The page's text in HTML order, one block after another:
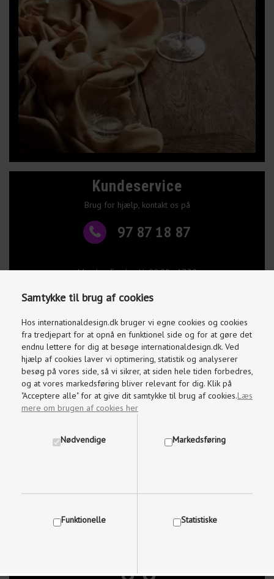
Samtykke til brug af cookies
Hos internationaldesign.dk bruger vi egne cookies og cookies
fra tredjepart for at opnå en funktionel side og for at gøre det
endnu lettere for dig at besøge internationaldesign.dk. Ved
hjælp af cookies laver vi optimering, statistik og analyserer
besøg på vores side, så vi sikrer, at siden hele tiden forbedres,
og at vores markedsføring bliver relevant for dig. Klik på
"Acceptere alle" for at give dit samtykke til brug af cookies.Læs
mere om brugen af cookies her
Nødvendige Markedsføring
Funktionelle Statistiske
Kundeservice
Brug for hjælp, kontakt os på
97 87 18 87
Mandag-Fredag kl. 09.00 - 17.30
info@internationaldesign.dk
FRI FRAGT VED KØB OVER 499 kr.